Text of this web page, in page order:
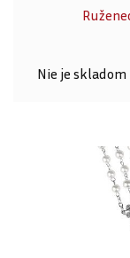
Nie je skladom